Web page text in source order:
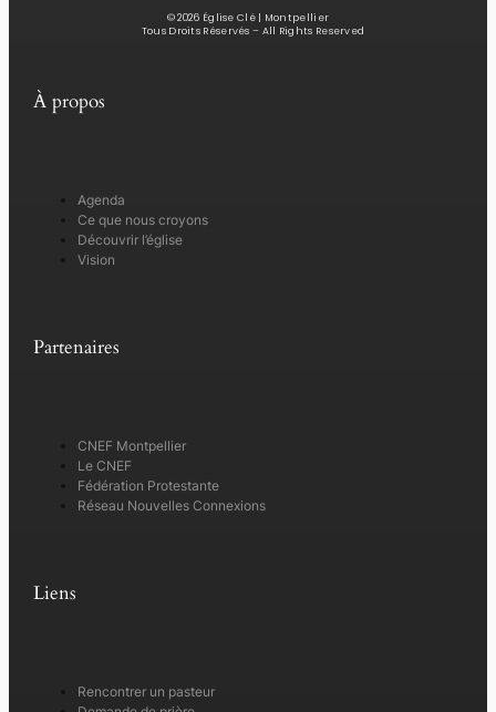
© 2026 Église Clé | Montpellier
Tous Droits Réservés – All Rights Reserved
À propos
Agenda
Ce que nous croyons
Découvrir l’église
Vision
Partenaires
CNEF Montpellier
Le CNEF
Fédération Protestante
Réseau Nouvelles Connexions
Liens
Rencontrer un pasteur